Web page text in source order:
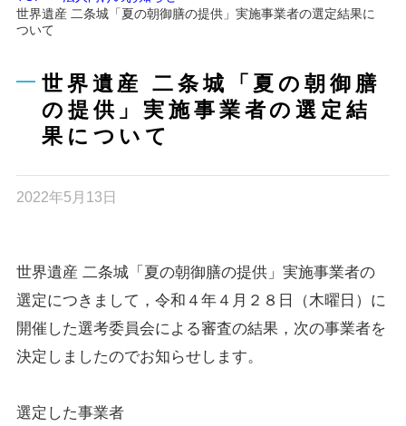
世界遺産 二条城「夏の朝御膳の提供」実施事業者の選定結果に
ついて
世界遺産 二条城「夏の朝御膳
の提供」実施事業者の選定結
果について
2022年5月13日
世界遺産 二条城「夏の朝御膳の提供」実施事業者の
選定につきまして，令和４年４月２８日（木曜日）に
開催した選考委員会による審査の結果，次の事業者を
決定しましたのでお知らせします。
選定した事業者